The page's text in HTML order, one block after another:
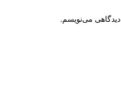
دیدگاهی می‌نویسم.